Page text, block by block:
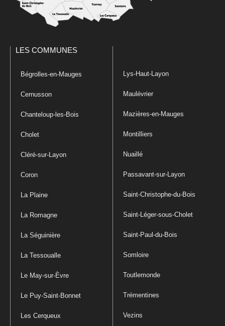
LES COMMUNES
Bégrolles-en-Mauges
Cernusson
Chanteloup-les-Bois
Cholet
Cléré-sur-Layon
Coron
La Plaine
La Romagne
La Séguinière
La Tessoualle
Le May-sur-Èvre
Le Puy-Saint-Bonnet
Les Cerqueux
Lys-Haut-Layon
Maulévrier
Mazières-en-Mauges
Montilliers
Nuaillé
Passavant-sur-Layon
Saint-Christophe-du-Bois
Saint-Léger-sous-Cholet
Saint-Paul-du-Bois
Somloire
Toutlemonde
Trémentines
Vezins